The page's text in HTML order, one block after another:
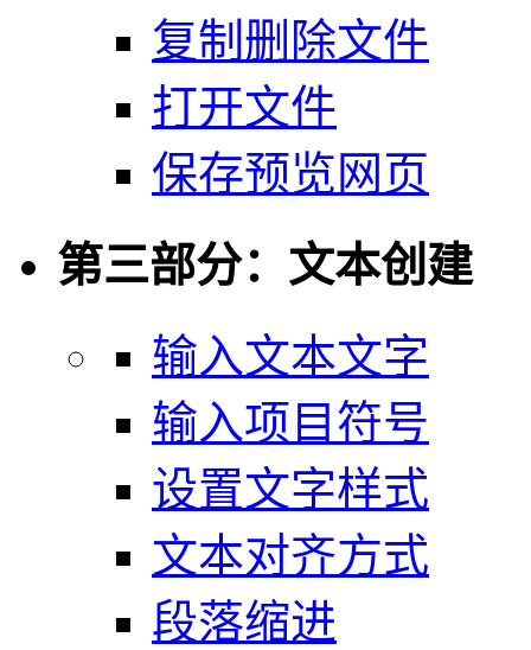
复制删除文件
打开文件
保存预览网页
第三部分：文本创建
输入文本文字
输入项目符号
设置文字样式
文本对齐方式
段落缩进